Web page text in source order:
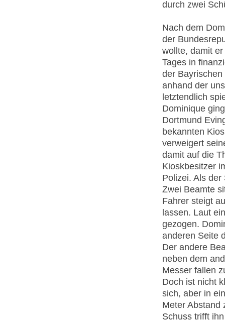
durch zwei
Nach dem
der
wollte, damit
Tages in
der
anhand der
letztendlich
Dominique
Dortmund
bekannten
verweigert
damit auf die
Kioskbesitzer
Polizei. Als
Zwei Beamte
Fahrer steigt
lassen. Laut
gezogen.
anderen Seite
Der andere
neben dem
Messer fallen
Doch ist nicht
sich, aber in
Meter Abstand
Schuss trifft